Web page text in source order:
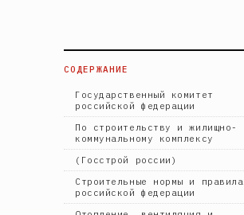
СОДЕРЖАНИЕ
Государственный комитет
российской федерации
По строительству и жилищно-
коммунальному комплексу
(Госстрой россии)
Строительные нормы и правила
российской федерации